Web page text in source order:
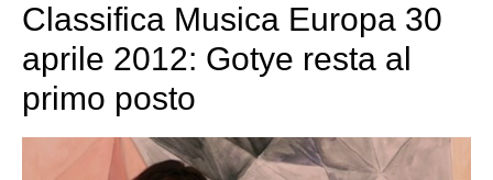
Classifica Musica Europa 30
aprile 2012: Gotye resta al
primo posto